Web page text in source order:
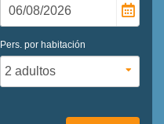
Pers. por habitación